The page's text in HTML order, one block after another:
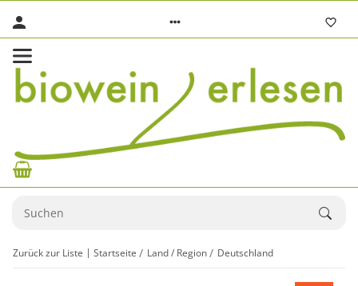
Zurück zur Liste Startseite Land / Region Deutschland